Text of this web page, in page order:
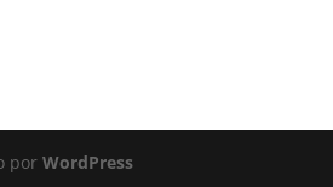
porWordPress